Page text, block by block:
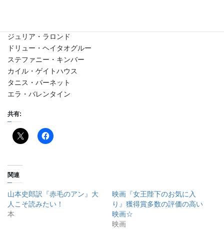
ジュリア・ラロンド
ドリュー・ヘイタオグルー
ステファニー・キンバー
カイル・ゲイトハウス
タニス・バーネット
エラ・バレンタイン
共有:
関連
山本史郎訳『赤毛のアン』大
人こそ読みたい！
本
映画『女王陛下のお気に入
り』獲得賞多数の評価の高い
映画☆
映画